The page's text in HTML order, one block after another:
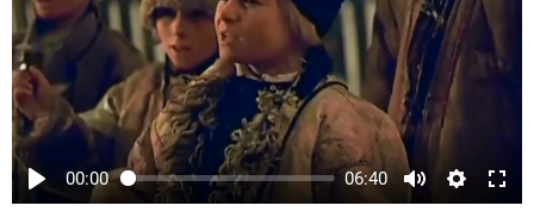
00:00 06:40